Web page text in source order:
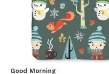
Good Morning